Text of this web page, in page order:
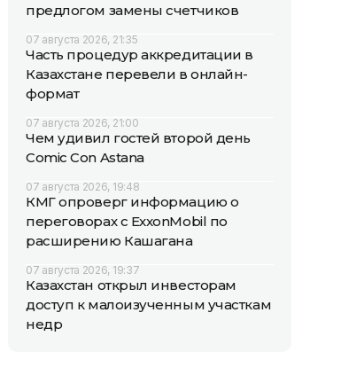
предлогом замены счетчиков
07 августа 2026, 21:35
Часть процедур аккредитации в
Казахстане перевели в онлайн-
формат
07 августа 2026, 21:00
Чем удивил гостей второй день
Comic Con Astana
07 августа 2026, 19:48
КМГ опроверг информацию о
переговорах с ExxonMobil по
расширению Кашагана
07 августа 2026, 19:37
Казахстан открыл инвесторам
доступ к малоизученным участкам
недр